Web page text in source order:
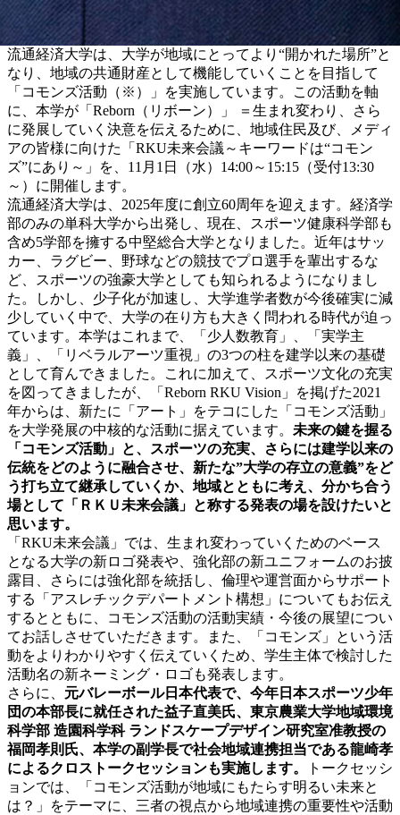
流通経済大学は、大学が地域にとってより“開かれた場所”と
なり、地域の共通財産として機能していくことを目指して
「コモンズ活動（※）」を実施しています。この活動を軸
に、本学が「Reborn（リボーン）」 ＝生まれ変わり、さら
に発展していく決意を伝えるために、地域住民及び、メディ
アの皆様に向けた「RKU未来会議～キーワードは“コモン
ズ”にあり～」を、11月1日（水）14:00～15:15（受付13:30
～）に開催します。
流通経済大学は、2025年度に創立60周年を迎えます。経済学
部のみの単科大学から出発し、現在、スポーツ健康科学部も
含め5学部を擁する中堅総合大学となりました。近年はサッ
カー、ラグビー、野球などの競技でプロ選手を輩出するな
ど、スポーツの強豪大学としても知られるようになりまし
た。しかし、少子化が加速し、大学進学者数が今後確実に減
少していく中で、大学の在り方も大きく問われる時代が迫っ
ています。本学はこれまで、「少人数教育」、「実学主
義」、「リベラルアーツ重視」の3つの柱を建学以来の基礎
として育んできました。これに加えて、スポーツ文化の充実
を図ってきましたが、「Reborn RKU Vision」を掲げた2021
年からは、新たに「アート」をテコにした「コモンズ活動」
を大学発展の中核的な活動に据えています。 未来の鍵を握る
「コモンズ活動」と、スポーツの充実、さらには建学以来の
伝統をどのように融合させ、新たな”大学の存立の意義”をど
う打ち立て継承していくか、地域とともに考え、分かち合う
場として「ＲＫＵ未来会議」と称する発表の場を設けたいと
思います。
「RKU未来会議」では、生まれ変わっていくためのベース
となる大学の新ロゴ発表や、強化部の新ユニフォームのお披
露目、さらには強化部を統括し、倫理や運営面からサポート
する「アスレチックデパートメント構想」についてもお伝え
するとともに、コモンズ活動の活動実績・今後の展望につい
てお話しさせていただきます。また、「コモンズ」という活
動をよりわかりやすく伝えていくため、学生主体で検討した
活動名の新ネーミング・ロゴも発表します。
さらに、 元バレーボール日本代表で、今年日本スポーツ少年
団の本部長に就任された益子直美氏、東京農業大学地域環境
科学部 造園科学科 ランドスケープデザイン研究室准教授の
福岡孝則氏、本学の副学長で社会地域連携担当である龍崎孝
によるクロストークセッションも実施します。
トークセッシ
ョンでは、「コモンズ活動が地域にもたらす明るい未来と
は？」をテーマに、三者の視点から地域連携の重要性や活動